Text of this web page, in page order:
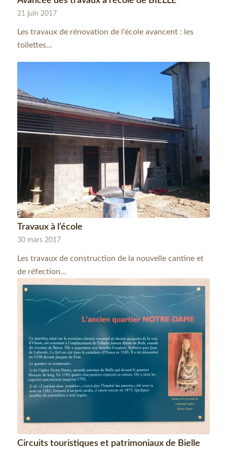
21 juin 2017
Les travaux de rénovation de l'école avancent : les
toilettes…
Travaux à l’école
30 mars 2017
Les travaux de construction de la nouvelle cantine et
de réfection…
Circuits touristiques et patrimoniaux de Bielle